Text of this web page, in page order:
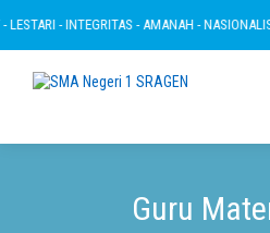
- INTEGRITAS - AMANAH - NASIONALIS
Guru